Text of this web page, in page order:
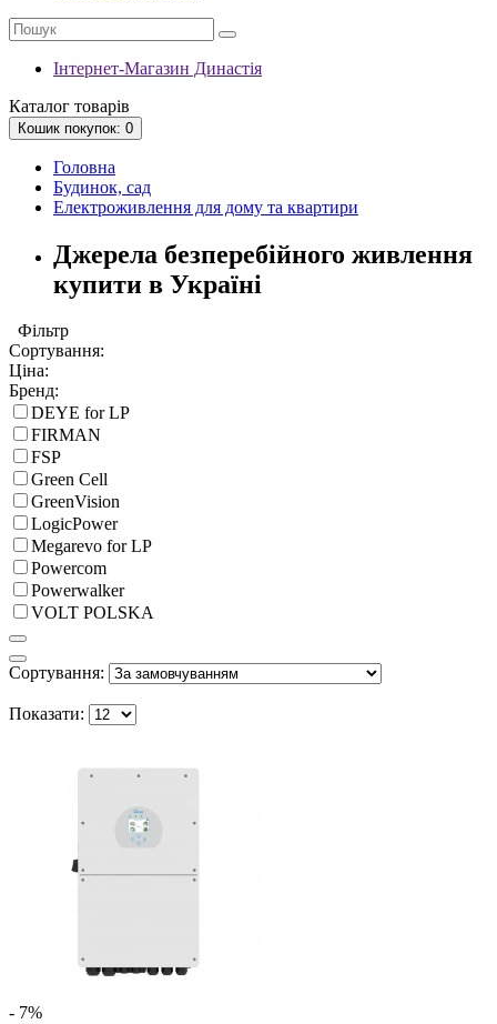
Інтернет-Магазин Династія
Каталог товарів
Кошик покупок: 0
Головна
Будинок, сад
Електроживлення для дому та квартири
Джерела безперебійного живлення
купити в Україні
Фільтр
Сортування:
Ціна:
Бренд:
DEYE for LP
FIRMAN
FSP
Green Cell
GreenVision
LogicPower
Megarevo for LP
Powercom
Powerwalker
VOLT POLSKA
Сортування:
Показати:
- 7%